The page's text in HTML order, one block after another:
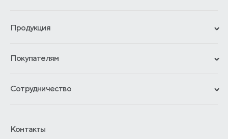
Продукция
Гарантии
Отзывы покупателей
Покупателям
Обмен и возврат
Адреса магазинов
Сотрудничество
Отельерам
Контакты